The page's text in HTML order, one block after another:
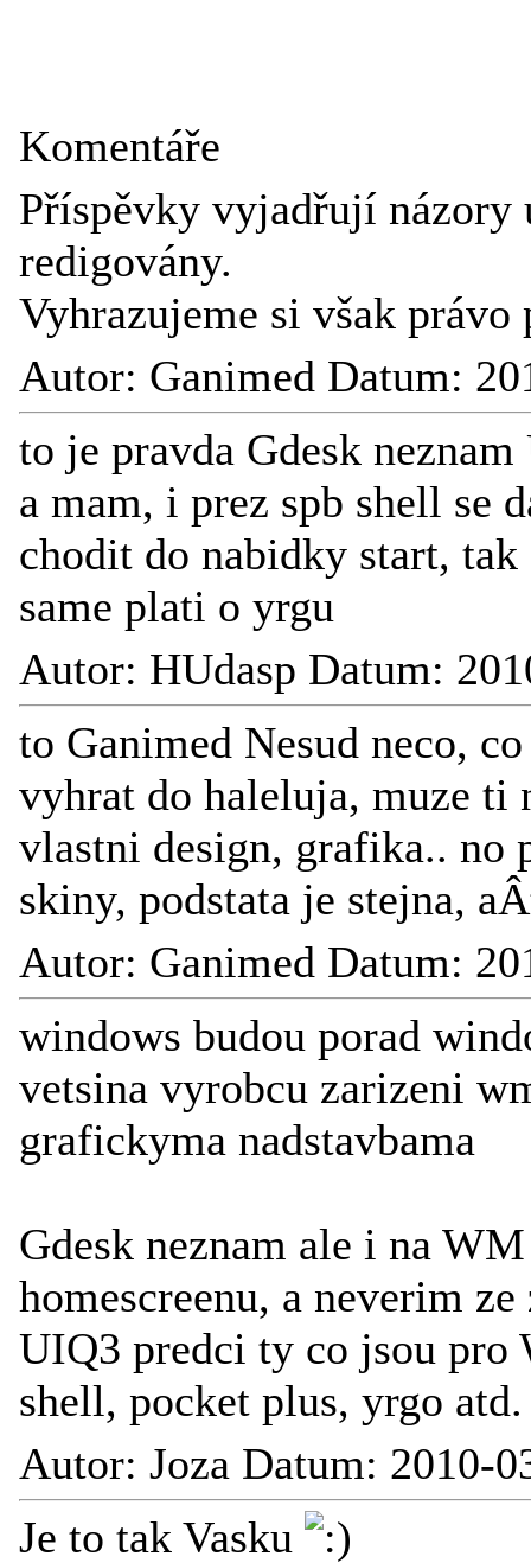
Komentáře
Příspěvky vyjadřují názory
redigovány.
Vyhrazujeme si však
Autor: Ganimed Datum:
to je pravda Gdesk
a mam, i prez spb shell se
chodit do nabidky start,
same plati o yrgu
Autor: HUdasp Datum:
to Ganimed Nesud neco,
vyhrat do haleluja, muze ti
vlastni design, grafika.. no
skiny, podstata je stejna,
Autor: Ganimed Datum:
windows budou porad
vetsina vyrobcu zarizeni
grafickyma nadstavbama
Gdesk neznam ale i na
homescreenu, a neverim
UIQ3 predci ty co jsou pro
shell, pocket plus, yrgo atd.
Autor: Joza Datum: 2010-
Je to tak Vasku